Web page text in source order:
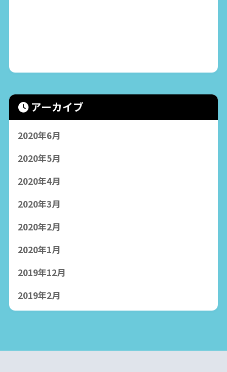
アーカイブ
2020年6月
2020年5月
2020年4月
2020年3月
2020年2月
2020年1月
2019年12月
2019年2月